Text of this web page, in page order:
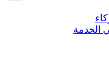
الخدمة